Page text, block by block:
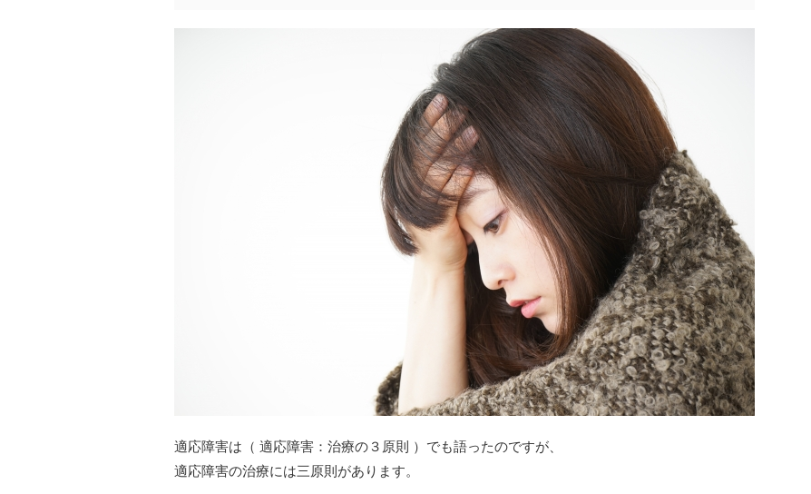
適応障害は（ 適応障害：治療の３原則 ）でも語ったのですが、
適応障害の治療には三原則があります。